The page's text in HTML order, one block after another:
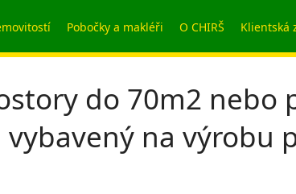
Pobočky a makléři O CHIRŠ Klientská
do 70m2 nebo
na výrobu